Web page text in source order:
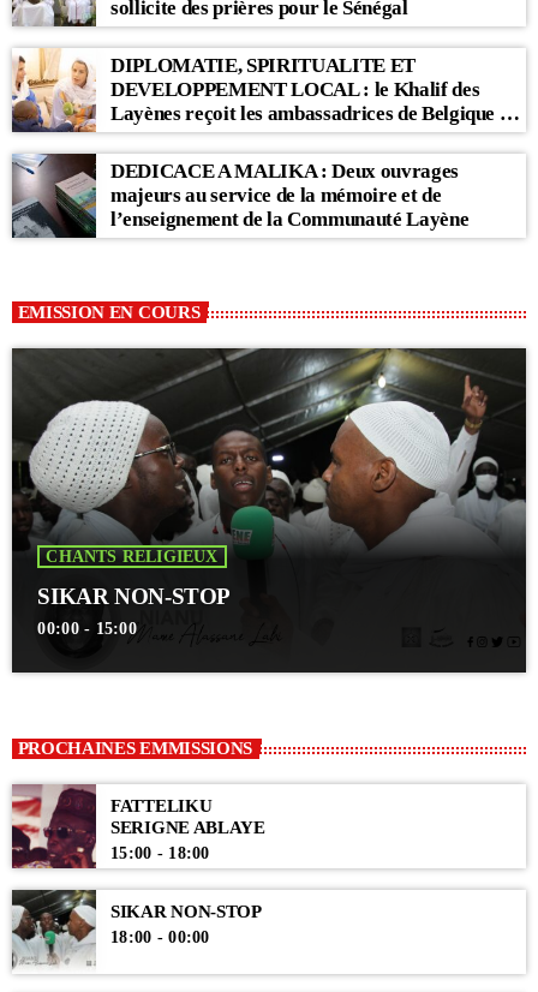
sollicite des prières pour le Sénégal
DIPLOMATIE, SPIRITUALITE ET
DEVELOPPEMENT LOCAL : le Khalif des
Layènes reçoit les ambassadrices de Belgique et
des Pays-Bas
DEDICACE A MALIKA : Deux ouvrages
majeurs au service de la mémoire et de
l’enseignement de la Communauté Layène
EMISSION EN COURS
CHANTS RELIGIEUX
SIKAR NON-STOP
00:00 - 15:00
PROCHAINES EMMISSIONS
FATTELIKU
SERIGNE ABLAYE
15:00 - 18:00
SIKAR NON-STOP
18:00 - 00:00